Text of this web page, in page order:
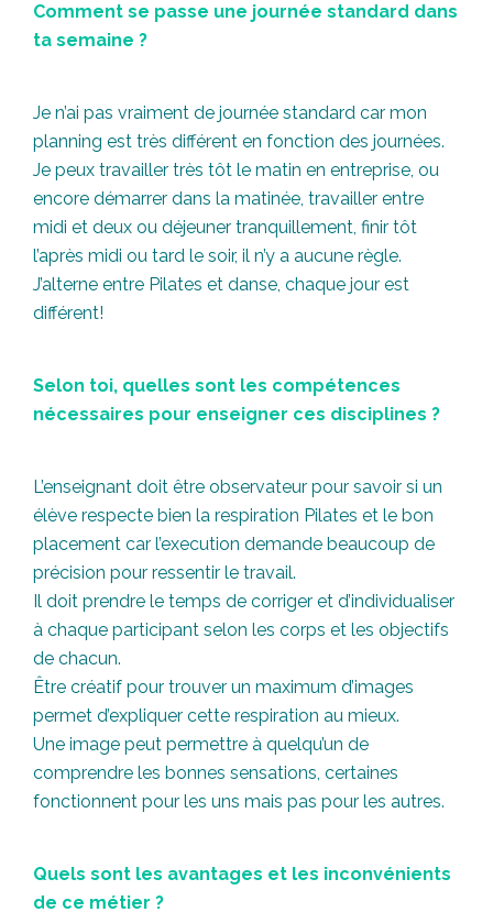
Comment se passe une journée standard dans
ta semaine ?
Je n’ai pas vraiment de journée standard car mon
planning est très différent en fonction des journées.
Je peux travailler très tôt le matin en entreprise, ou
encore démarrer dans la matinée, travailler entre
midi et deux ou déjeuner tranquillement, finir tôt
l’après midi ou tard le soir, il n’y a aucune règle.
J’alterne entre Pilates et danse, chaque jour est
différent!
Selon toi, quelles sont les compétences
nécessaires pour enseigner ces disciplines ?
L’enseignant doit être observateur pour savoir si un
élève respecte bien la respiration Pilates et le bon
placement car l’execution demande beaucoup de
précision pour ressentir le travail.
Il doit prendre le temps de corriger et d’individualiser
à chaque participant selon les corps et les objectifs
de chacun.
Être créatif pour trouver un maximum d’images
permet d’expliquer cette respiration au mieux.
Une image peut permettre à quelqu’un de
comprendre les bonnes sensations, certaines
fonctionnent pour les uns mais pas pour les autres.
Quels sont les avantages et les inconvénients
de ce métier ?